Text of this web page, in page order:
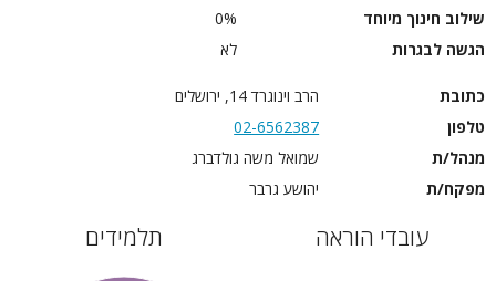
שילוב חינוך מיוחד
0%
הגשה לבגרות
לא
כתובת
הרב וינוגרד 14, ירושלים
טלפון
02-6562387
מנהל/ת
שמואל משה גולדברג
מפקח/ת
יהושע גרבר
עובדי הוראה תלמידים